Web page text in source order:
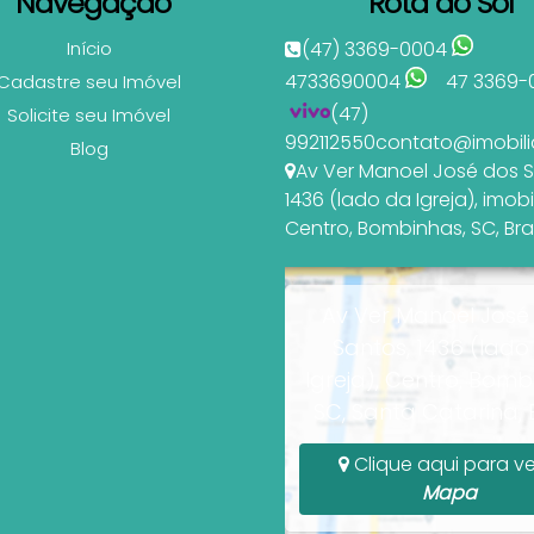
Início
seu Imóvel
Solicite seu Imóvel
Blog
(47) 3369-0004
4733690004
47
(47)
992112550
Av Ver Manoel José dos
1436 (lado da Igreja),
Centro, Bombinhas, SC,
Av Ver Manoel José
Santos, 1436 (lado
Igreja), Centro,
SC, Santa Catarina,
Clique aqui para
Mapa